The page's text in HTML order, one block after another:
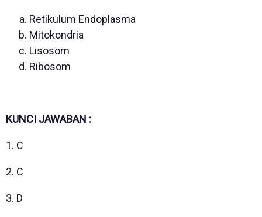
Retikulum Endoplasma
Mitokondria
Lisosom
Ribosom
KUNCI JAWABAN :
1. C
2. C
3. D